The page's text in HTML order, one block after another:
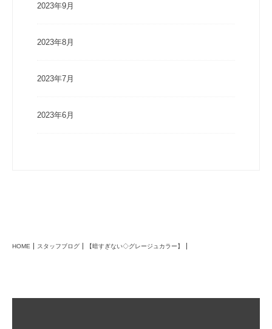
2023年9月
2023年8月
2023年7月
2023年6月
HOME スタッフブログ 【暗すぎない◇グレージュカラー】